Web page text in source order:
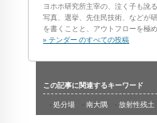
ヨホホ研究所主宰の、泣く子も訛
写真、選挙、先住民技術、などが
を書くことと、アウトフローを極
» テンダー のすべての投稿
この記事に関連するキーワード
処分場
南大隅 放射性残土